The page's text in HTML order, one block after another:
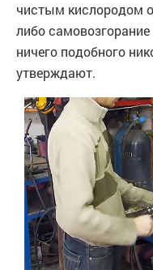
чистым кислородом
либо
ничего подобного
утверждают.